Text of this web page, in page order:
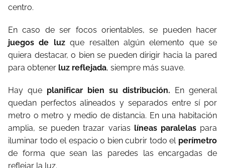
centro.
En caso de ser focos orientables, se pueden hacer
juegos de luzque resalten algún elemento que se
quiera destacar, o bien se pueden dirigir hacia la pared
para obtener luz reflejada, siempre más suave.
Hay que planificar bien su distribución. En general
quedan perfectos alineados y separados entre sí por
metro o metro y medio de distancia. En una habitación
amplia, se pueden trazar varias líneas paralelaspara
iluminar todo el espacio o bien cubrir todo el perímetro
de forma que sean las paredes las encargadas de
reflejar la luz.